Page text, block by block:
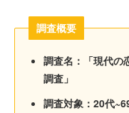
調査概要
調査名：「現代の
調査」
調査対象：20代